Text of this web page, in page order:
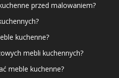
przed malowaniem?
kuchenne?
mebli kuchennych?
meble kuchenne?